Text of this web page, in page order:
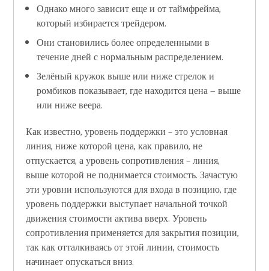
Однако много зависит еще и от таймфрейма,
который избирается трейдером.
Они становились более определенными в
течение дней с нормальным распределением.
Зелёный кружок выше или ниже стрелок и
ромбиков показывает, где находится цена — выше
или ниже веера.
Как известно, уровень поддержки – это условная
линия, ниже которой цена, как правило, не
отпускается, а уровень сопротивления – линия,
выше которой не поднимается стоимость. Зачастую
эти уровни используются для входа в позицию, где
уровень поддержки выступает начальной точкой
движения стоимости актива вверх. Уровень
сопротивления применяется для закрытия позиции,
так как отталкиваясь от этой линии, стоимость
начинает опускаться вниз.